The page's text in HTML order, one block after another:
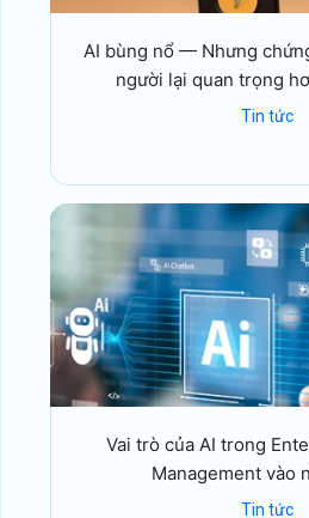
AI bùng nổ — Nhưng
người lại quan trọng
Tin tức
Vai trò của AI trong
Management vào
Tin tức